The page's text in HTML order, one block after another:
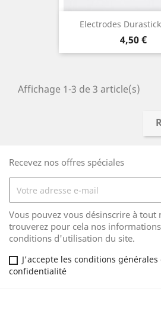
Electrodes
Prix
4,50 €
Affichage 1-3 de 3 article(s)
Recevez nos offres spéciales
Vous pouvez vous désinscrire à tout
trouverez pour cela nos
conditions d'utilisation du site.
J'accepte les conditions
confidentialité